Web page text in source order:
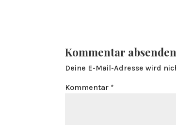
Kommentar absenden
Deine E-Mail-Adresse wird
Kommentar *